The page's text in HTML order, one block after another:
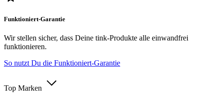
Funktioniert-Garantie
Wir stellen sicher, dass Deine tink-Produkte alle einwandfrei
funktionieren.
So nutzt Du die Funktioniert-Garantie
Top Marken